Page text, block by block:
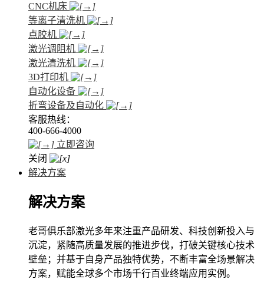
CNC机床
等离子清洗机
点胶机
激光调阻机
激光清洗机
3D打印机
自动化设备
折弯设备及自动化
客服热线：
400-666-4000
立即咨询
关闭
解决方案
解决方案
老哥俱乐部激光多年来注重产品研发、科技创新投入与
沉淀，紧随高质量发展的推进步伐，打破关键核心技术
壁垒；并基于自身产品独特优势，不断丰富全场景解决
方案，赋能全球多个市场千行百业终端应用实例。